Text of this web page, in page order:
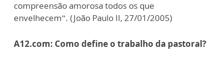
compreensão amorosa todos os que
envelhecem”. (João Paulo II, 27/01/2005)
A12.com: Como define o trabalho da pastoral?